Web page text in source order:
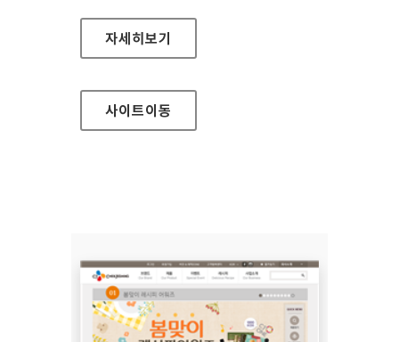
청소년기업가체험프로그램 홈페이지
자세히보기
사이트이동